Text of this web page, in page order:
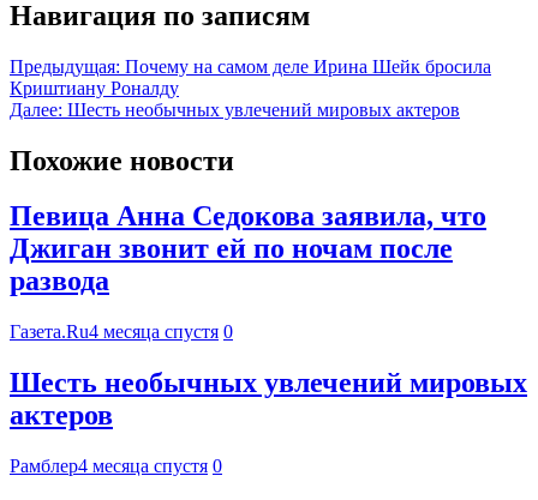
Навигация по записям
Предыдущая: Почему на самом деле Ирина Шейк бросила
Криштиану Роналду
Далее: Шесть необычных увлечений мировых актеров
Похожие новости
Певица Анна Седокова заявила, что
Джиган звонит ей по ночам после
развода
Газета.Ru4 месяца спустя 0
Шесть необычных увлечений мировых
актеров
Рамблер4 месяца спустя 0